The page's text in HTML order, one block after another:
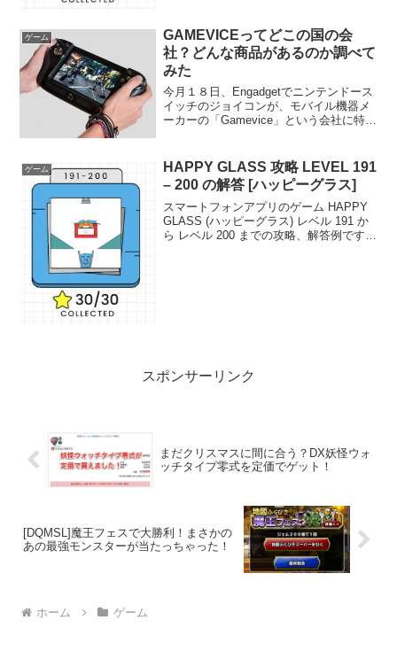
ゲーム
GAMEVICEってどこの国の会
社？どんな商品があるのか調べて
みた
今月１８日、Engadgetでニンテンドース
イッチのジョイコンが、モバイル機器メ
ーカーの「Gamevice」という会社に特許
方裁判所に提訴したという記事がありま
し...
ゲーム
HAPPY GLASS 攻略 LEVEL 191
– 200 の解答 [ハッピーグラス]
スマートフォンアプリのゲーム HAPPY
GLASS (ハッピーグラス) レベル 191 か
ら レベル 200 までの攻略、解答例です。
スポンサーリンク
まだクリスマスに間に合う？DX妖怪ウォ
ッチタイプ零式を定価でゲット！
[DQMSL]魔王フェスで大勝利！まさかの
あの最強モンスターが当たっちゃった！
ホーム ゲーム